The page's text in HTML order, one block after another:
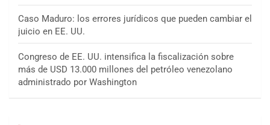
Caso Maduro: los errores jurídicos que pueden cambiar el
juicio en EE. UU.
Congreso de EE. UU. intensifica la fiscalización sobre
más de USD 13.000 millones del petróleo venezolano
administrado por Washington